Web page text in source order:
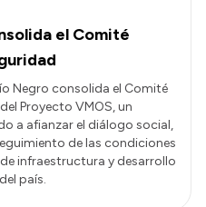
el Comité
Negro consolida el Comité
Proyecto VMOS, un
a afianzar el diálogo social,
de las condiciones
infraestructura y desarrollo
país.